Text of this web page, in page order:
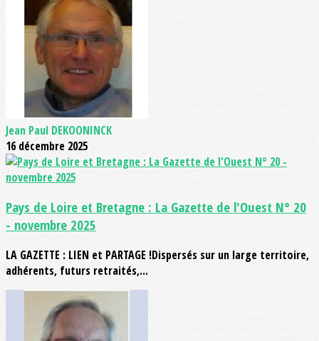
Jean Paul DEKOONINCK
16 décembre 2025
Pays de Loire et Bretagne : La Gazette de l'Ouest N° 20
- novembre 2025
LA GAZETTE : LIEN et PARTAGE !Dispersés sur un large territoire,
adhérents, futurs retraités,...